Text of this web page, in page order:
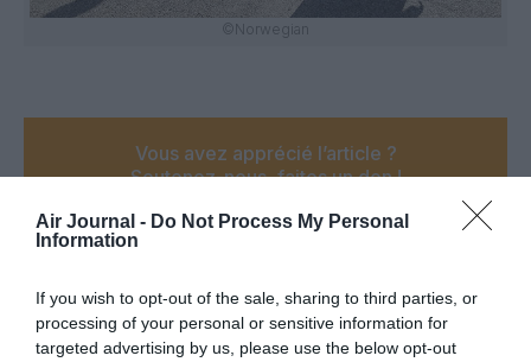
Air Journal - Do Not Process My Personal
Information
If you wish to opt-out of the sale, sharing to third parties, or
processing of your personal or sensitive information for
targeted advertising by us, please use the below opt-out
©Norwegian
Vous avez apprécié l’article ?
Soutenez-nous, faites un don !